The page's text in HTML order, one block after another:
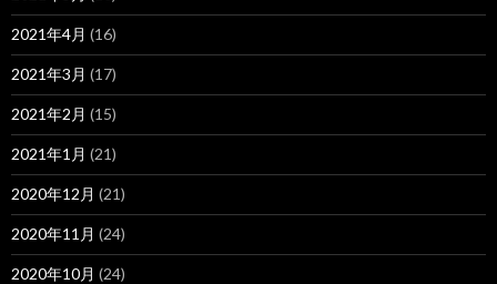
2021年4月 (16)
2021年3月 (17)
2021年2月 (15)
2021年1月 (21)
2020年12月 (21)
2020年11月 (24)
2020年10月 (24)